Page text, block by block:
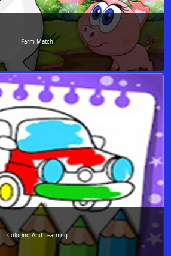
Farm Match
Coloring And Learning